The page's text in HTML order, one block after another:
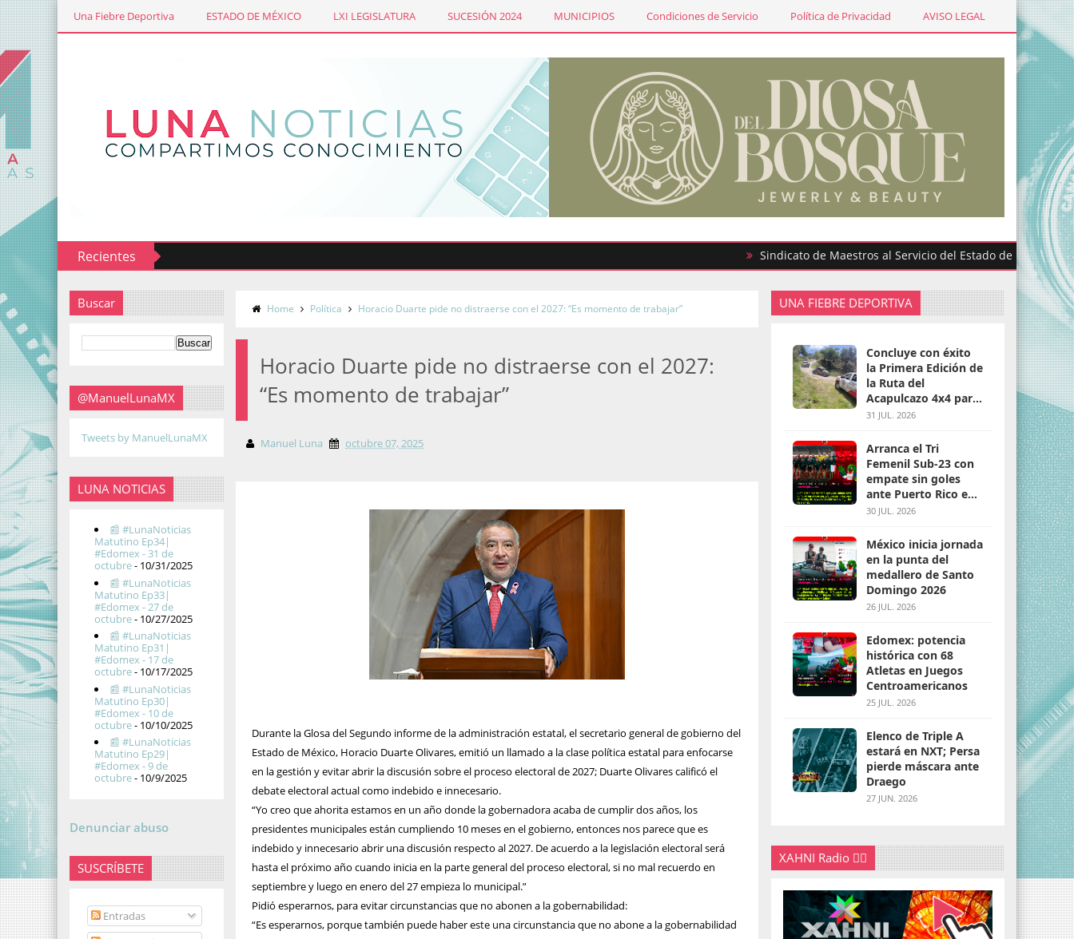
Una Fiebre Deportiva ESTADO DE MÉXICO LXI LEGISLATURA SUCESIÓN 2024 MUNICIPIOS Condiciones de Servicio Política de Privacidad AVISO LEGAL
Recientes Sindicato de Maestros al Servicio del Estado de México participa
Buscar
@ManuelLunaMX
Tweets by ManuelLunaMX
LUNA NOTICIAS
📰 #LunaNoticias
Matutino Ep34|
#Edomex - 31 de
octubre- 10/31/2025
📰 #LunaNoticias
Matutino Ep33|
#Edomex - 27 de
octubre- 10/27/2025
📰 #LunaNoticias
Matutino Ep31|
#Edomex - 17 de
octubre- 10/17/2025
📰 #LunaNoticias
Matutino Ep30|
#Edomex - 10 de
octubre- 10/10/2025
📰 #LunaNoticias
Matutino Ep29|
#Edomex - 9 de
octubre- 10/9/2025
Denunciar abuso
SUSCRÍBETE
Entradas
Home Política Horacio Duarte pide no distraerse con el 2027: “Es momento de trabajar”
Horacio Duarte pide no distraerse con el 2027:
“Es momento de trabajar”
Manuel Luna octubre 07, 2025
Durante la Glosa del Segundo informe de la administración estatal, el secretario general de gobierno del
Estado de México, Horacio Duarte Olivares, emitió un llamado a la clase política estatal para enfocarse
en la gestión y evitar abrir la discusión sobre el proceso electoral de 2027; Duarte Olivares calificó el
debate electoral actual como indebido e innecesario.
“Yo creo que ahorita estamos en un año donde la gobernadora acaba de cumplir dos años, los
presidentes municipales están cumpliendo 10 meses en el gobierno, entonces nos parece que es
indebido y innecesario abrir una discusión respecto al 2027. De acuerdo a la legislación electoral será
hasta el próximo año cuando inicia en la parte general del proceso electoral, si no mal recuerdo en
septiembre y luego en enero del 27 empieza lo municipal.”
Pidió esperarnos, para evitar circunstancias que no abonen a la gobernabilidad:
“Es esperarnos, porque también puede haber este una circunstancia que no abone a la gobernabilidad
UNA FIEBRE DEPORTIVA
Concluye con éxito
la Primera Edición de
la Ruta del
Acapulcazo 4x4 para
parejas
31 JUL. 2026
Arranca el Tri
Femenil Sub-23 con
empate sin goles
ante Puerto Rico en
Santo Domingo 2026
30 JUL. 2026
México inicia jornada
en la punta del
medallero de Santo
Domingo 2026
26 JUL. 2026
Edomex: potencia
histórica con 68
Atletas en Juegos
Centroamericanos
25 JUL. 2026
Elenco de Triple A
estará en NXT; Persa
pierde máscara ante
Draego
27 JUN. 2026
XAHNI Radio 👇🏽